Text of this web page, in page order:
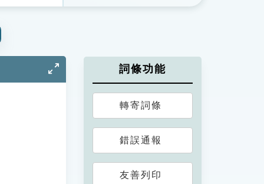
詞條功能
轉寄詞條
錯誤通報
友善列印